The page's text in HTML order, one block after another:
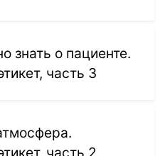
знать о пациенте.
часть 3
часть 2